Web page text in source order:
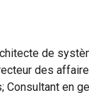
de
des
Consultant en